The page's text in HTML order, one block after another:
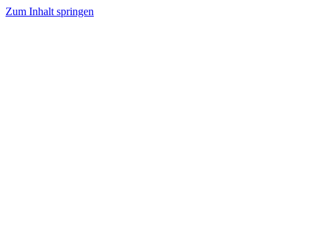
Zum Inhalt springen